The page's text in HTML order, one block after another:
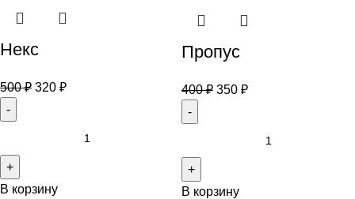
Некс
500₽ 320 ₽
В корзину
Пропус
400₽ 350 ₽
В корзину